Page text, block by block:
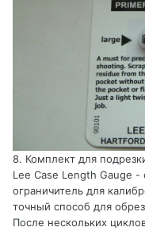
8. Комплект для
Lee Case Length Gauge
ограничитель для
точный способ для
После нескольких